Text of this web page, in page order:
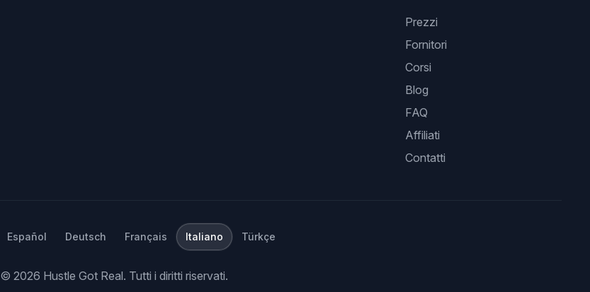
Prezzi
Fornitori
Corsi
Blog
FAQ
Affiliati
Contatti
Español Deutsch Français Italiano Türkçe
© 2026 Hustle Got Real. Tutti i diritti riservati.